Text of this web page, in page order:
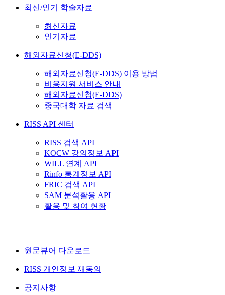
최신/인기 학술자료
최신자료
인기자료
해외자료신청(E-DDS)
해외자료신청(E-DDS) 이용 방법
비용지원 서비스 안내
해외자료신청(E-DDS)
중국대학 자료 검색
RISS API 센터
RISS 검색 API
KOCW 강의정보 API
WILL 연계 API
Rinfo 통계정보 API
FRIC 검색 API
SAM 분석활용 API
활용 및 참여 현황
원문뷰어 다운로드
RISS 개인정보 재동의
공지사항